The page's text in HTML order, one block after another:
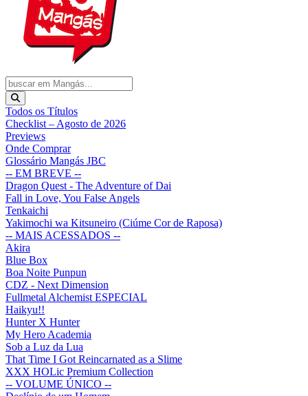
Todos os Títulos
Checklist – Agosto de 2026
Previews
Onde Comprar
Glossário Mangás JBC
-- EM BREVE --
Dragon Quest - The Adventure of Dai
Fall in Love, You False Angels
Tenkaichi
Yakimochi wa Kitsuneiro (Ciúme Cor de Raposa)
-- MAIS ACESSADOS --
Akira
Blue Box
Boa Noite Punpun
CDZ - Next Dimension
Fullmetal Alchemist ESPECIAL
Haikyu!!
Hunter X Hunter
My Hero Academia
Sob a Luz da Lua
That Time I Got Reincarnated as a Slime
XXX HOLic Premium Collection
-- VOLUME ÚNICO --